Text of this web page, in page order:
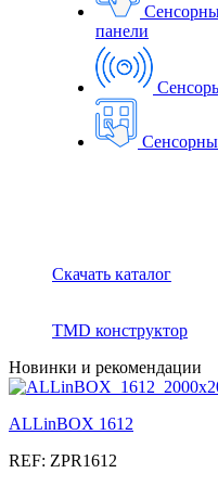
панели
Скачать каталог
TMD конструктор
Новинки и рекомендации
ALLinBOX 1612
REF: ZPR1612